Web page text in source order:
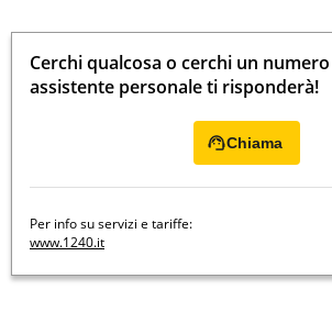
Cerchi qualcosa o cerchi un
assistente personale ti risponderà!
Chiama
Per info su servizi e tariffe:
www.1240.it